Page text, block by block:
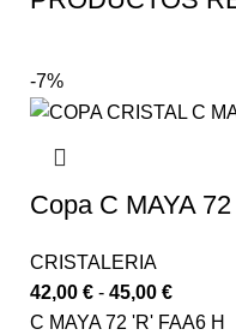
-7%
Copa C MAYA 72
CRISTALERIA
42,00 € - 45,00 €
C MAYA 72 'R' FAA6 H